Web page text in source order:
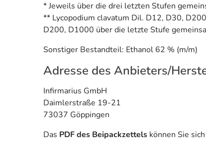
* Jeweils über die drei letzten Stufen
** Lycopodium clavatum Dil. D12, D30,
D200, D1000 über die letzte Stufe
Sonstiger Bestandteil: Ethanol 62 % (m/m)
Adresse des Anbieters/
Infirmarius GmbH
Daimlerstraße 19-21
73037 Göppingen
Das PDF des Beipackzettels können Sie